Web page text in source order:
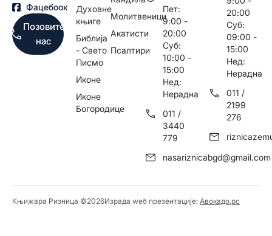
Фацебоок
Позовите
нас
Духовне
књиге
Библија
- Свето
Писмо
Иконе
Иконе
Богородице
Молитвеници
Акатисти
Псалтири
Пет:
9:00 -
20:00
Суб:
10:00 -
15:00
Нед:
Нерадна
011 /
3440
779
nasariznicabgd@gmail.com
20:00
Суб:
09:00 -
15:00
Нед:
Нерадна
011 /
2199
276
Књижара Ризница ©️2026Израда wеб презентације: Авокадо.рс